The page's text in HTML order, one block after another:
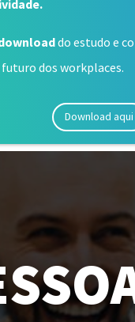
do estudo e
dos workplaces.
Download aqui